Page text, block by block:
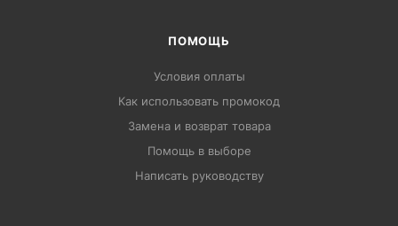
ПОМОЩЬ
Условия оплаты
Как использовать промокод
Замена и возврат товара
Помощь в выборе
Написать руководству